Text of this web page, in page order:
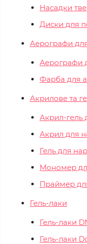
Насадки
Диски для
Аерографи
Аерографи
Фарба для
Акрилове та
Акрил-гель
Акрил для
Гель для
Мономер
Праймер для
Гель-лаки
Гель-лаки
Гель-лаки